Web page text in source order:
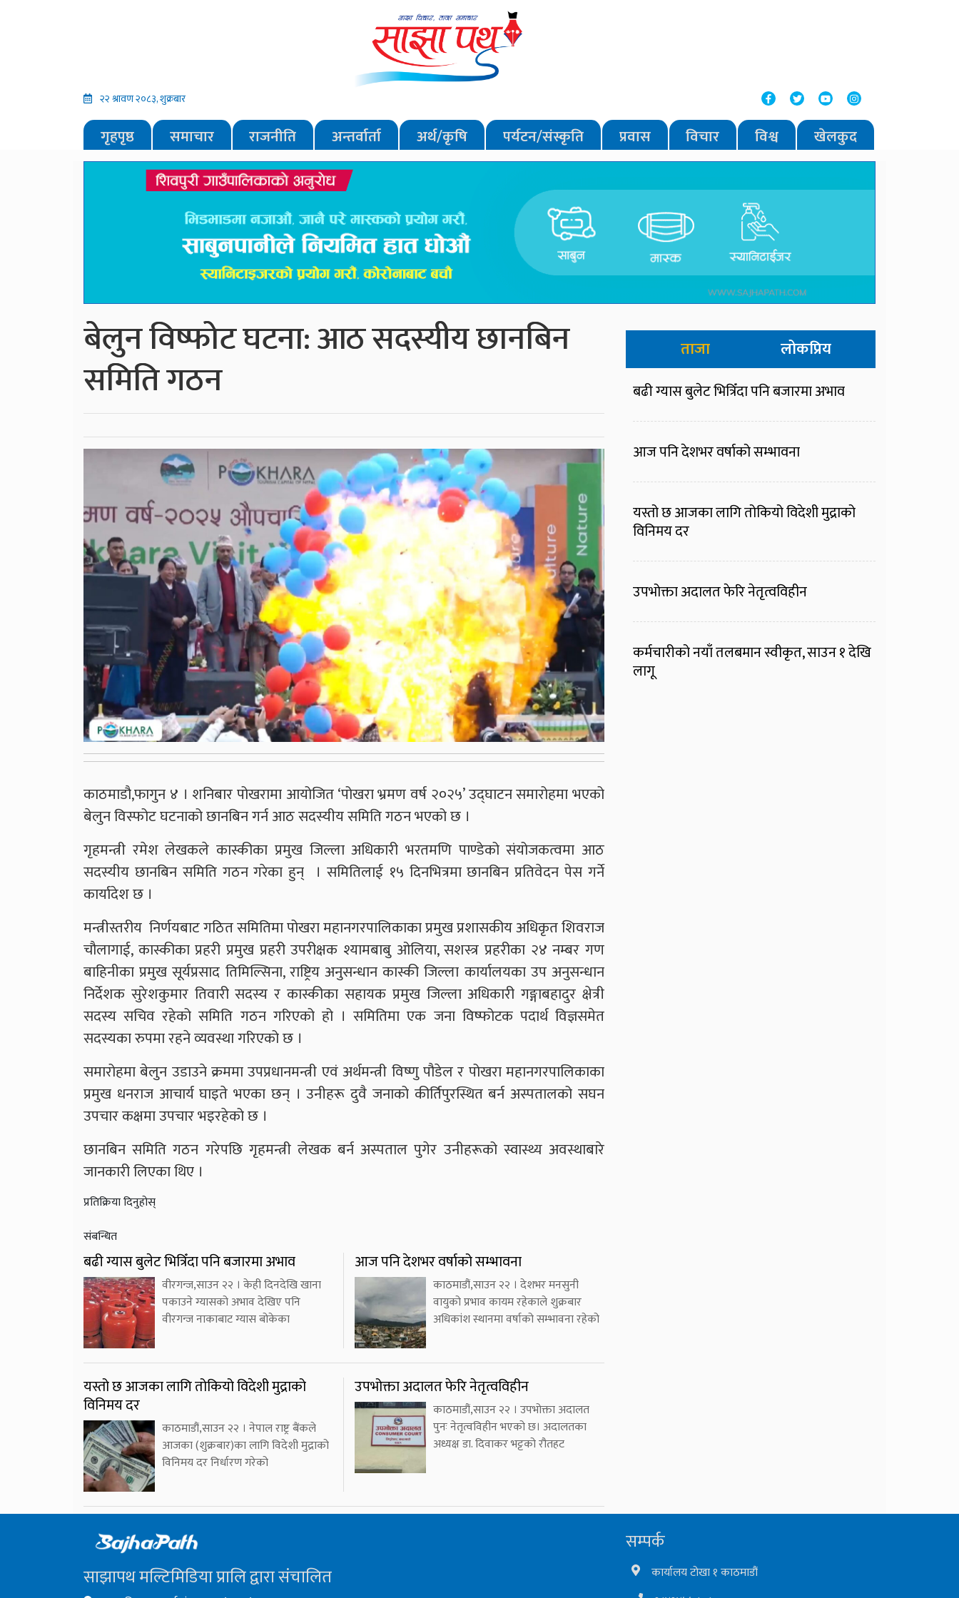
२२ श्रावण २०८३, शुक्रबार
गृहपृष्ठ समाचार राजनीति अन्तर्वार्ता अर्थ/कृषि पर्यटन/संस्कृति प्रवास विचार विश्व खेलकुद
बेलुन विष्फोट घटना: आठ सदस्यीय छानबिन
समिति गठन
काठमाडौ,फागुन ४ । शनिबार पोखरामा आयोजित ‘पोखरा भ्रमण वर्ष २०२५’ उद्घाटन समारोहमा भएको
बेलुन विस्फोट घटनाको छानबिन गर्न आठ सदस्यीय समिति गठन भएको छ ।
गृहमन्त्री रमेश लेखकले कास्कीका प्रमुख जिल्ला अधिकारी भरतमणि पाण्डेको संयोजकत्वमा आठ
सदस्यीय छानबिन समिति गठन गरेका हुन् । समितिलाई १५ दिनभित्रमा छानबिन प्रतिवेदन पेस गर्ने
कार्यादेश छ ।
मन्त्रीस्तरीय निर्णयबाट गठित समितिमा पोखरा महानगरपालिकाका प्रमुख प्रशासकीय अधिकृत शिवराज
चौलागाई, कास्कीका प्रहरी प्रमुख प्रहरी उपरीक्षक श्यामबाबु ओलिया, सशस्त्र प्रहरीका २४ नम्बर गण
बाहिनीका प्रमुख सूर्यप्रसाद तिमिल्सिना, राष्ट्रिय अनुसन्धान कास्की जिल्ला कार्यालयका उप अनुसन्धान
निर्देशक सुरेशकुमार तिवारी सदस्य र कास्कीका सहायक प्रमुख जिल्ला अधिकारी गङ्गाबहादुर क्षेत्री
सदस्य सचिव रहेको समिति गठन गरिएको हो । समितिमा एक जना विष्फोटक पदार्थ विज्ञसमेत
सदस्यका रुपमा रहने व्यवस्था गरिएको छ ।
समारोहमा बेलुन उडाउने क्रममा उपप्रधानमन्त्री एवं अर्थमन्त्री विष्णु पौडेल र पोखरा महानगरपालिकाका
प्रमुख धनराज आचार्य घाइते भएका छन् । उनीहरू दुवै जनाको कीर्तिपुरस्थित बर्न अस्पतालको सघन
उपचार कक्षमा उपचार भइरहेको छ ।
छानबिन समिति गठन गरेपछि गृहमन्त्री लेखक बर्न अस्पताल पुगेर उनीहरूको स्वास्थ्य अवस्थाबारे
जानकारी लिएका थिए ।
प्रतिक्रिया दिनुहोस्
संबन्धित
बढी ग्यास बुलेट भित्रिँदा पनि बजारमा अभाव
वीरगन्ज,साउन २२ । केही दिनदेखि खाना
पकाउने ग्यासको अभाव देखिए पनि
वीरगन्ज नाकाबाट ग्यास बोकेका
आज पनि देशभर वर्षाको सम्भावना
काठमाडौं,साउन २२ । देशभर मनसुनी
वायुको प्रभाव कायम रहेकाले शुक्रबार
अधिकांश स्थानमा वर्षाको सम्भावना रहेको
यस्तो छ आजका लागि तोकियो विदेशी मुद्राको
विनिमय दर
काठमाडौं,साउन २२ । नेपाल राष्ट्र बैंकले
आजका (शुक्रबार)का लागि विदेशी मुद्राको
विनिमय दर निर्धारण गरेको
उपभोक्ता अदालत फेरि नेतृत्वविहीन
काठमाडौं,साउन २२ । उपभोक्ता अदालत
पुनः नेतृत्वविहीन भएको छ। अदालतका
अध्यक्ष डा. दिवाकर भट्टको रौतहट
ताजा लोकप्रिय
बढी ग्यास बुलेट भित्रिँदा पनि बजारमा अभाव
आज पनि देशभर वर्षाको सम्भावना
यस्तो छ आजका लागि तोकियो विदेशी मुद्राको
विनिमय दर
उपभोक्ता अदालत फेरि नेतृत्वविहीन
कर्मचारीको नयाँ तलबमान स्वीकृत, साउन १ देखि
लागू
साझापथ मल्टिमिडिया प्रालि द्वारा संचालित
सम्पर्क
कार्यालय टोखा १ काठमाडौं